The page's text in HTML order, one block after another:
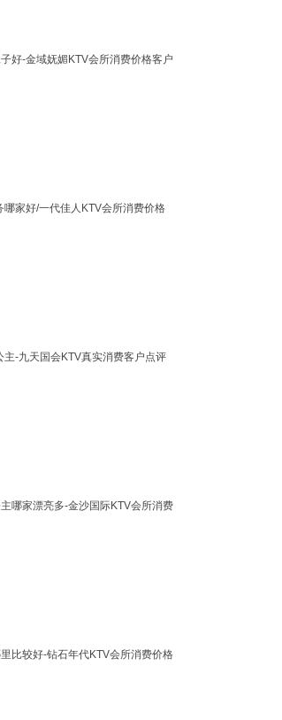
好-金域妩媚KTV会所消费价格客户
家好/一代佳人KTV会所消费价格
-九天国会KTV真实消费客户点评
哪家漂亮多-金沙国际KTV会所消费
比较好-钻石年代KTV会所消费价格